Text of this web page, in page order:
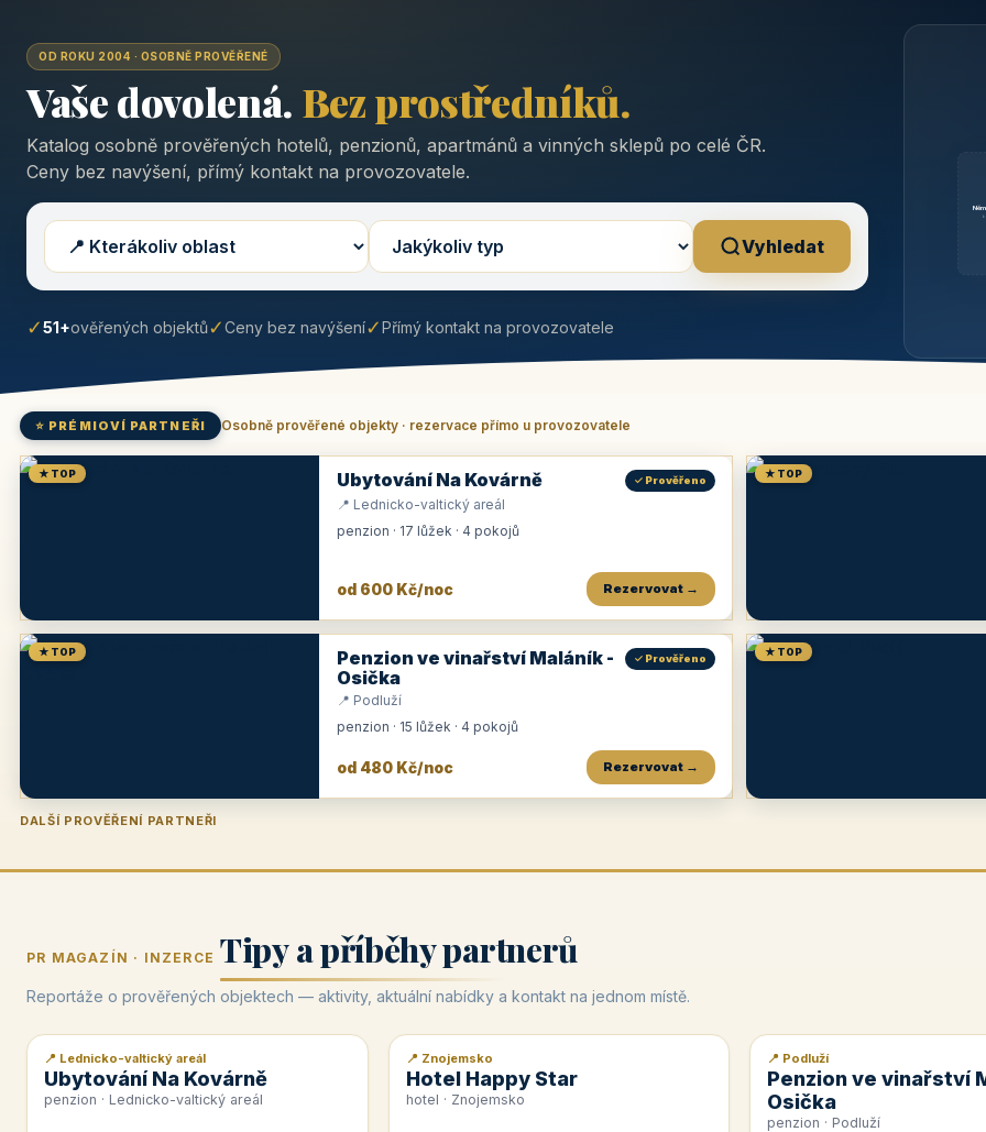
OD ROKU 2004 · OSOBNĚ PROVĚŘENÉ
Vaše dovolená. Bez prostředníků.
Katalog osobně prověřených hotelů, penzionů, apartmánů a vinných sklepů po celé ČR.
Ceny bez navýšení, přímý kontakt na provozovatele.
Vyhledat
✓51+ověřených objektů✓Ceny bez navýšení✓Přímý kontakt na provozovatele
⭐ PRÉMIOVÍ PARTNEŘI Osobně prověřené objekty · rezervace přímo u provozovatele
★ TOP Ubytování Na Kovárně ✓ Prověřeno
📍 Lednicko-valtický areál
penzion · 17 lůžek · 4 pokojů
od 600 Kč/noc Rezervovat →
★ TOP
★ TOP
Penzion ve vinařství Maláník -
Osička
✓ Prověřeno
📍 Podluží
penzion · 15 lůžek · 4 pokojů
od 480 Kč/noc Rezervovat →
★ TOP
DALŠÍ PROVĚŘENÍ PARTNEŘI
Penzion U Zámku Pension Faber
PR MAGAZÍN · INZERCE Tipy a příběhy partnerů
Reportáže o prověřených objektech — aktivity, aktuální nabídky a kontakt na jednom místě.
📰 PR článek
📍 Lednicko-valtický areál
Ubytování Na Kovárně
penzion · Lednicko-valtický areál
📰 PR článek
📍 Znojemsko
Hotel Happy Star
hotel · Znojemsko
📰 PR článek
📍 Podluží
Penzion ve vinařství
Osička
penzion · Podluží